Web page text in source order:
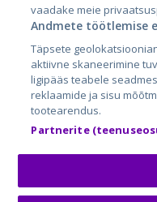
City24.lv
City24.ee
GetaPro.lv
GetaPro.ee
Autoplius.lt
Aruodas.lt
vaadake meie
Andmete töötlemise
Täpsete
aktiivne skaneerimine
ligipääs teabele
reklaamide ja sisu
tootearendus.
Partnerite